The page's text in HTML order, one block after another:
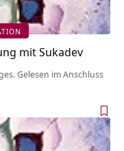
mit Sukadev
Gelesen im Anschluss